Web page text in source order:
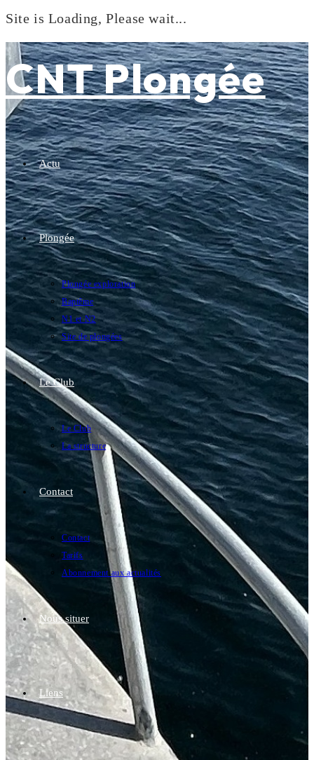
Site is Loading, Please wait...
to
content
CNT Plongée
Actu
Plongée
Plongée exploration
Baptême
N1 et N2
Site de plongées
Le Club
Le Club
La structure
Contact
Contact
Tarifs
Abonnement aux actualités
Nous situer
Liens